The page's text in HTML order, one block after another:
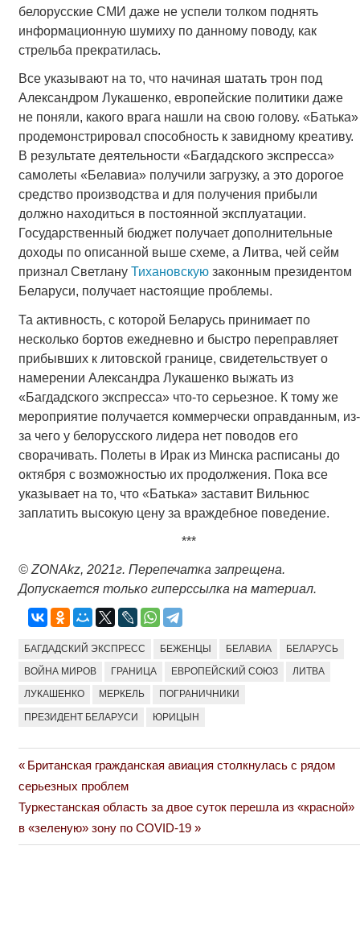
белорусские СМИ даже не успели толком поднять
информационную шумиху по данному поводу, как
стрельба прекратилась.
Все указывают на то, что начиная шатать трон под
Александром Лукашенко, европейские политики даже
не поняли, какого врага нашли на свою голову. «Батька»
продемонстрировал способность к завидному креативу.
В результате деятельности «Багдадского экспресса»
самолеты «Белавиа» получили загрузку, а это дорогое
средство производства и для получения прибыли
должно находиться в постоянной эксплуатации.
Государственный бюджет получает дополнительные
доходы по описанной выше схеме, а Литва, чей сейм
признал Светлану Тихановскуюзаконным президентом
Беларуси, получает настоящие проблемы.
Та активность, с которой Беларусь принимает по
несколько бортов ежедневно и быстро переправляет
прибывших к литовской границе, свидетельствует о
намерении Александра Лукашенко выжать из
«Багдадского экспресса» что-то серьезное. К тому же
мероприятие получается коммерчески оправданным, из-
за чего у белорусского лидера нет поводов его
сворачивать. Полеты в Ирак из Минска расписаны до
октября с возможностью их продолжения. Пока все
указывает на то, что «Батька» заставит Вильнюс
заплатить высокую цену за враждебное поведение.
***
© ZONAkz, 2021г. Перепечатка запрещена.
Допускается только гиперссылка на материал.
БАГДАДСКИЙ ЭКСПРЕСС БЕЖЕНЦЫ БЕЛАВИА БЕЛАРУСЬ
ВОЙНА МИРОВ ГРАНИЦА ЕВРОПЕЙСКИЙ СОЮЗ ЛИТВА
ЛУКАШЕНКО МЕРКЕЛЬ ПОГРАНИЧНИКИ
ПРЕЗИДЕНТ БЕЛАРУСИ ЮРИЦЫН
Навигация
по
записям
Previous
Post:
Британская гражданская авиация столкнулась с рядом
серьезных проблем
Next
Post:
Туркестанская область за двое суток перешла из «красной»
в «зеленую» зону по COVID-19